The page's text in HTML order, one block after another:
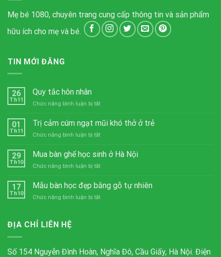
Mẹ bé 1080, chuyên trang cung cấp thông tin và sản phẩm
hữu ích cho mẹ và bé.
TIN MỚI ĐĂNG
26
Th11
Quy tắc hôn nhân
Chức năng bình luận bị tắtở
tắc
nhân
01
Th11
Trị cảm cúm ngạt mũi khó thở ở trẻ
Chức năng bình luận bị tắtở
cảm
ngạt
khó
29
Th10
Mua bàn ghế học sinh ở Hà Nội
Chức năng bình luận bị tắtở
bàn
ghế
học
17
Th10
Mẫu bàn học đẹp bằng gỗ tự nhiên
Chức năng bình luận bị tắtở
gỗ
ĐỊA CHỈ LIÊN HỆ
Số 154 Nguyễn Đình Hoàn, Nghĩa Đô, Cầu Giấy, Hà Nội. Điện